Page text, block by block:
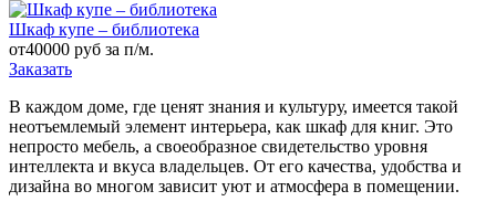
Шкаф купе – библиотека
от40000 руб за п/м.
Заказать
В каждом доме, где ценят знания и культуру, имеется такой
неотъемлемый элемент интерьера, как шкаф для книг. Это
непросто мебель, а своеобразное свидетельство уровня
интеллекта и вкуса владельцев. От его качества, удобства и
дизайна во многом зависит уют и атмосфера в помещении.